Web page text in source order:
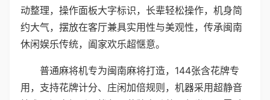
动整理，操作面板大字标识，长辈轻松操作，机身简
约大气，摆放在客厅兼具实用性与美观性，传承闽南
休闲娱乐传统，阖家欢乐超惬意。
普通麻将机专为闽南麻将打造，144张含花牌专
用，支持花牌计分、庄闲加倍规则，机器采用超静音